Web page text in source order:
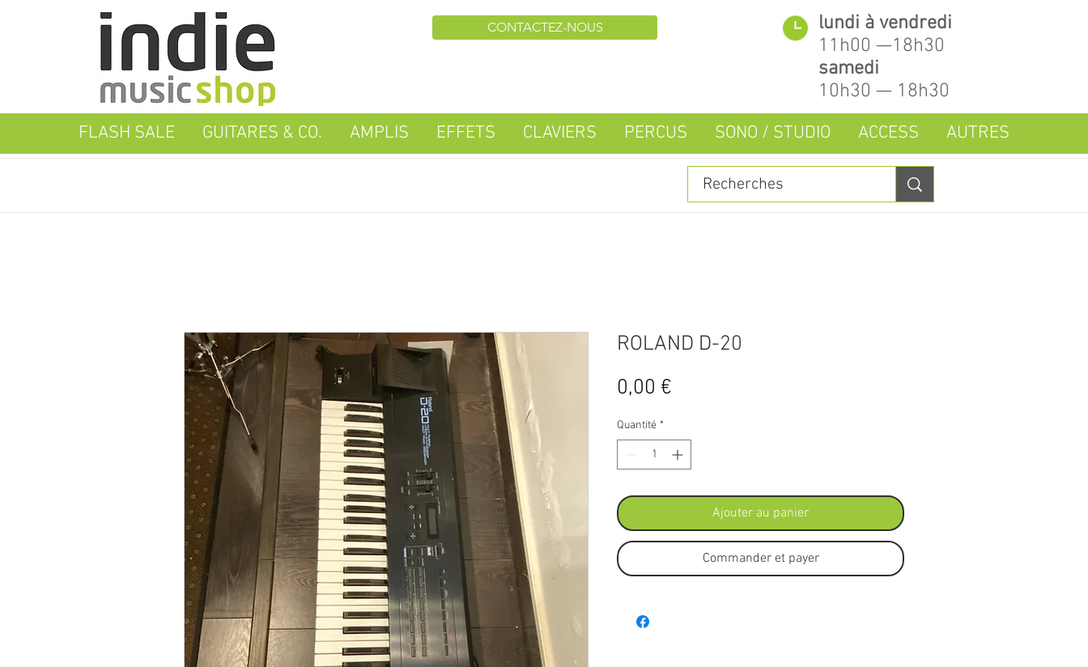
CONTACTEZ-NOUS
lundi à vendredi
11h00 —18h30
samedi
10h30 — 18h30
FLASH SALE GUITARES & CO. AMPLIS EFFETS CLAVIERS PERCUS SONO / STUDIO ACCESS AUTRES
ROLAND D-20
0,00 €
Quantité *
Ajouter au panier
Commander et payer